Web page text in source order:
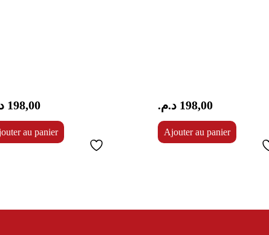
198,00
au panier
198,00 د.م.
Ajouter au panier